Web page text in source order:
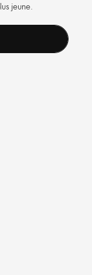
jeune.